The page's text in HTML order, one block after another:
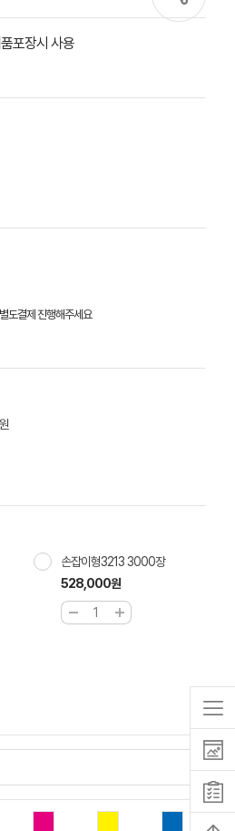
포장시 사용
도결제 진행해주세요
손잡이형3213 3000장
528,000원